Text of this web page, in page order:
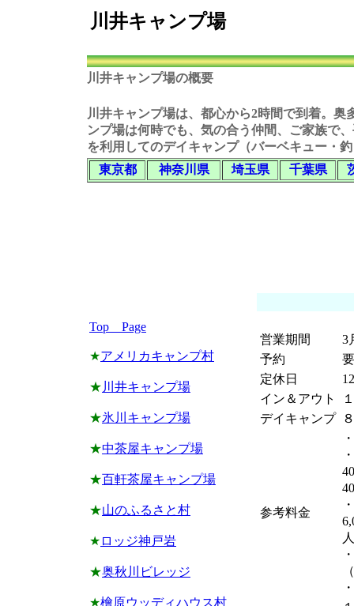
川井キャンプ場
川井キャンプ場の概要
川井キャンプ場は、都心から2時間で到着。奥
ンプ場は何時でも、気の合う仲間、ご家族で
を利用してのデイキャンプ（バーベキュー・
東京都
神奈川県 埼玉県 千葉県
営業期間
3
予約
定休日
イン＆アウト
デイキャンプ
参考料金
Top Page
★アメリカキャンプ村
★ 川井キャンプ場
★氷川キャンプ場
★中茶屋キャンプ場
★百軒茶屋キャンプ場
★山のふるさと村
★ ロッジ神戸岩
★奥秋川ビレッジ
★檜原ウッディハウス村